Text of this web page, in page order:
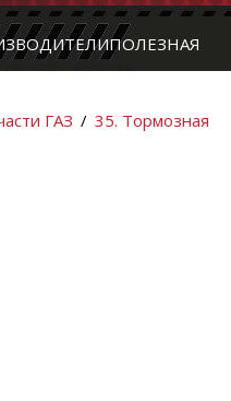
ПОЛЕЗНАЯ
ГАЗ / 35. Тормозная